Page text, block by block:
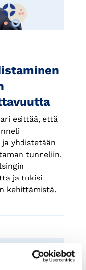
esittää, että
yhdistetään
tunneliin.
ja tukisi
kehittämistä.